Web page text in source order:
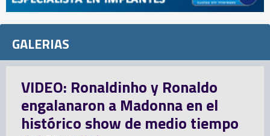
GALERIAS
Inglaterra se inunda de memes
luego de otra desilusión
mundialista